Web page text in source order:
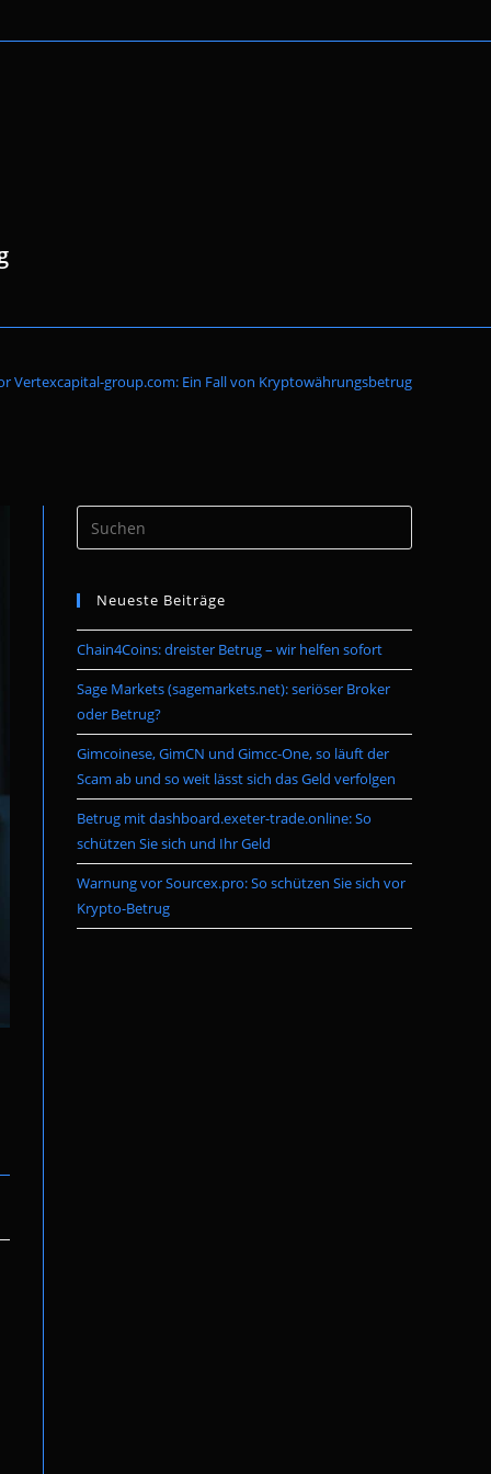
Suche
umschalten
Vertexcapital-group.com: Ein Fall von Kryptowährungsbetrug
Escape
the
Neueste Beiträge
Chain4Coins: dreister Betrug – wir helfen sofort
Sage Markets (sagemarkets.net): seriöser Broker
oder Betrug?
Gimcoinese, GimCN und Gimcc-One, so läuft der
Scam ab und so weit lässt sich das Geld verfolgen
Betrug mit dashboard.exeter-trade.online: So
schützen Sie sich und Ihr Geld
Warnung vor Sourcex.pro: So schützen Sie sich vor
Krypto-Betrug